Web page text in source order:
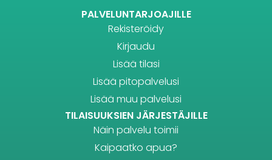
PALVELUNTARJOAJILLE
Rekisteröidy
Kirjaudu
Lisää tilasi
Lisää pitopalvelusi
Lisää muu palvelusi
TILAISUUKSIEN JÄRJESTÄJILLE
Näin palvelu toimii
Kaipaatko apua?